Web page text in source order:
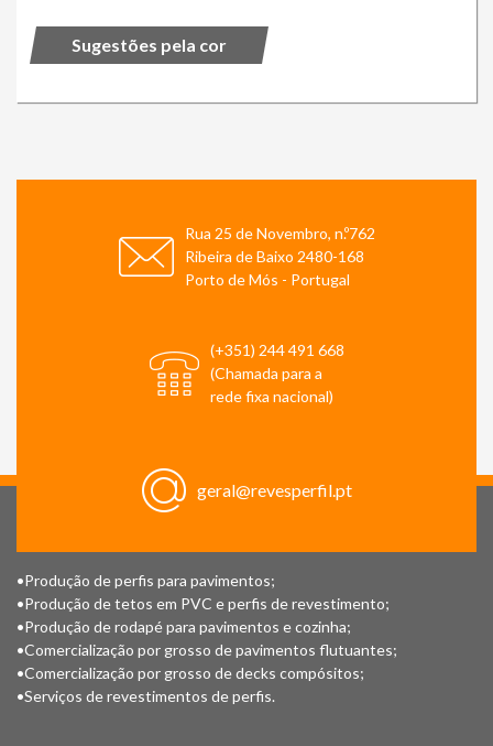
Sugestões pela cor
Rua 25 de Novembro, n.º762
Ribeira de Baixo 2480-168
Porto de Mós - Portugal
(+351) 244 491 668
(Chamada para a
rede fixa nacional)
geral@revesperfil.pt
•Produção de perfis para pavimentos;
•Produção de tetos em PVC e perfis de revestimento;
•Produção de rodapé para pavimentos e cozinha;
•Comercialização por grosso de pavimentos flutuantes;
•Comercialização por grosso de decks compósitos;
•Serviços de revestimentos de perfis.